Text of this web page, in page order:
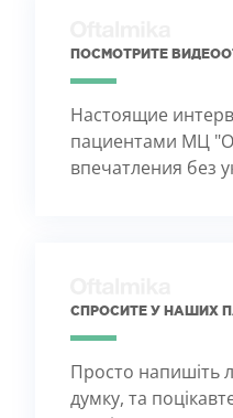
ПОСМОТРИТЕ
Настоящие
пациентами МЦ
впечатления без
СПРОСИТЕ У НАШИХ
Просто напишіть
думку, та